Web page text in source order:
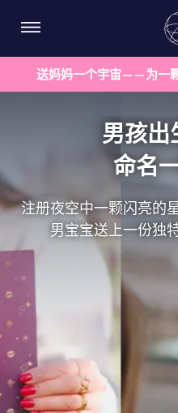
送妈妈一个宇宙——为一
男孩出
命名
注册夜空中一颗闪亮的
男宝宝送上一份独